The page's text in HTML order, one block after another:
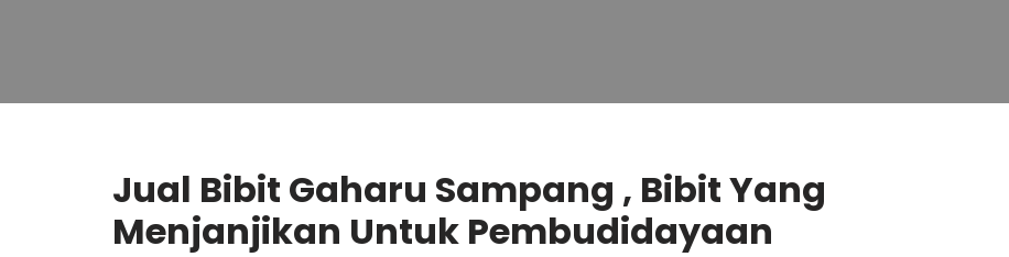
Jual Bibit Gaharu Sampang , Bibit Yang
Menjanjikan Untuk Pembudidayaan